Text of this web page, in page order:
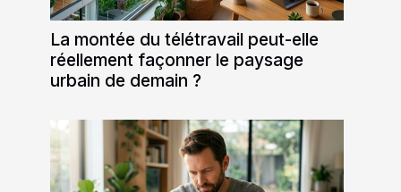
La montée du télétravail peut-elle
réellement façonner le paysage
urbain de demain ?